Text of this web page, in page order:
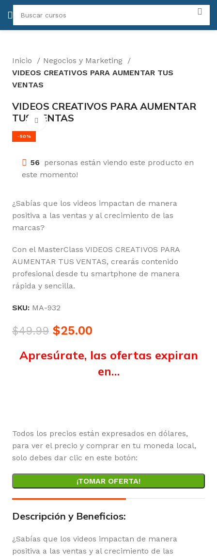
Inicio
Negocios y Marketing
VIDEOS CREATIVOS PARA AUMENTAR TUS
VENTAS
VIDEOS CREATIVOS PARA AUMENTAR
TUS VENTAS
-50%
Click para agrandar
56 personas están viendo este producto en
este momento!
¿Sabías que los videos impactan de manera
positiva a las ventas y al crecimiento de las
marcas?
Con el MasterClass VIDEOS CREATIVOS PARA
AUMENTAR TUS VENTAS, crearás contenido
profesional desde tu smartphone de manera
rápida y sencilla.
SKU: MA-932
$49.99 $25.00
Apresúrate, las ofertas expiran
en…
Todos los precios están expresados en dólares,
para ver el precio y comprar en tu moneda local,
solo debes dar clic en este botón:
¡TOMAR OFERTA!
Descripción y Beneficios:
¿Sabías que los videos impactan de manera
positiva a las ventas y al crecimiento de las